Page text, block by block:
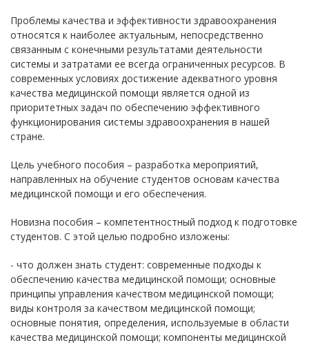
Проблемы качества и эффективности здравоохранения
относятся к наиболее актуальным, непосредственно
связанным с конечными результатами деятельности
системы и затратами ее всегда ограниченных ресурсов. В
современных условиях достижение адекватного уровня
качества медицинской помощи является одной из
приоритетных задач по обеспечению эффективного
функционирования системы здравоохранения в нашей
стране.
Цель учебного пособия – разработка мероприятий,
направленных на обучение студентов основам качества
медицинской помощи и его обеспечения.
Новизна пособия – компетентностный подход к подготовке
студентов. С этой целью подробно изложены:
- что должен знать студент: современные подходы к
обеспечению качества медицинской помощи; основные
принципы управления качеством медицинской помощи;
виды контроля за качеством медицинской помощи;
основные понятия, определения, используемые в области
качества медицинской помощи; компоненты медицинской